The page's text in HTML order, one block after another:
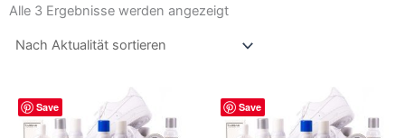
Alle 3 Ergebnisse werden angezeigtAktualität
Save Save